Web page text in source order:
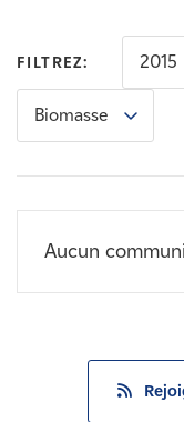
Nouvelles
Contactez-nous
FILTREZ: 2015
Biomasse
Aucun